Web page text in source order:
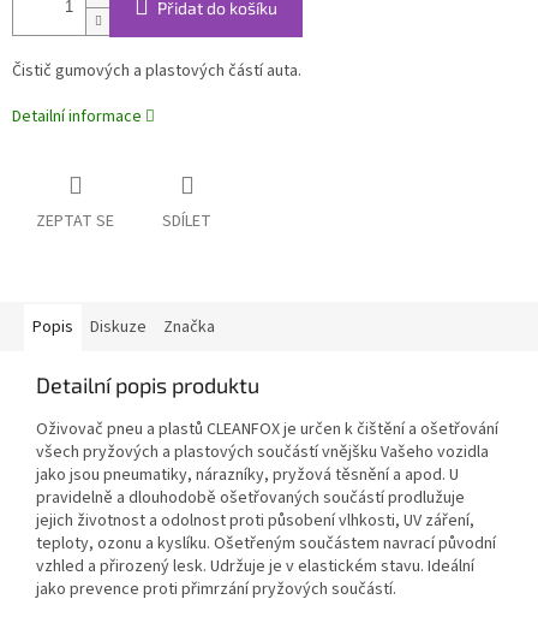
Přidat do košíku
Čistič gumových a plastových částí auta.
Detailní informace
ZEPTAT SE SDÍLET
Popis Diskuze Značka
Detailní popis produktu
Oživovač pneu a plastů CLEANFOX je určen k čištění a ošetřování
všech pryžových a plastových součástí vnějšku Vašeho vozidla
jako jsou pneumatiky, nárazníky, pryžová těsnění a apod. U
pravidelně a dlouhodobě ošetřovaných součástí prodlužuje
jejich životnost a odolnost proti působení vlhkosti, UV záření,
teploty, ozonu a kyslíku. Ošetřeným součástem navrací původní
vzhled a přirozený lesk. Udržuje je v elastickém stavu. Ideální
jako prevence proti přimrzání pryžových součástí.